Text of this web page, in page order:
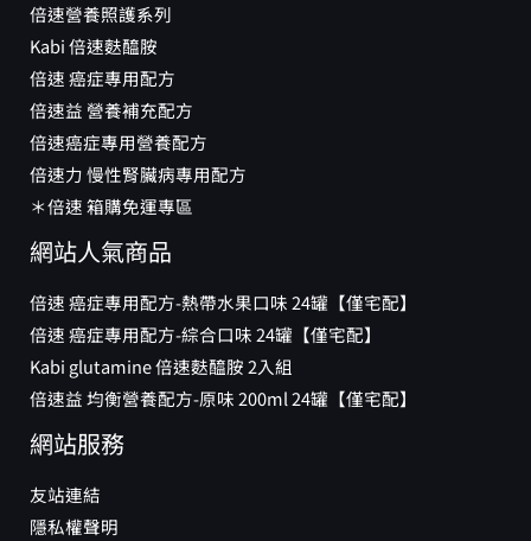
倍速營養照護系列
Kabi 倍速麩醯胺
倍速 癌症專用配方
倍速益 營養補充配方
倍速癌症專用營養配方
倍速力 慢性腎臟病專用配方
＊倍速 箱購免運專區
網站人氣商品
倍速 癌症專用配方-熱帶水果口味 24罐【僅宅配】
倍速 癌症專用配方-綜合口味 24罐【僅宅配】
Kabi glutamine 倍速麩醯胺 2入組
倍速益 均衡營養配方-原味 200ml 24罐【僅宅配】
網站服務
友站連結
隱私權聲明